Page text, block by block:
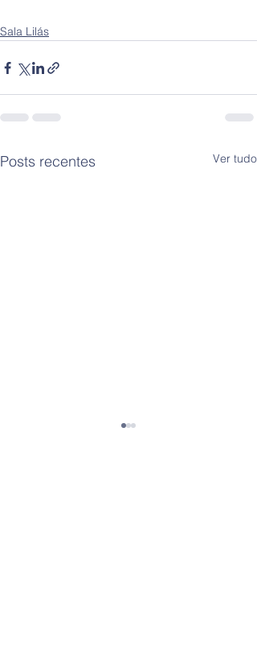
Sala Lilás
Posts recentes Ver tudo